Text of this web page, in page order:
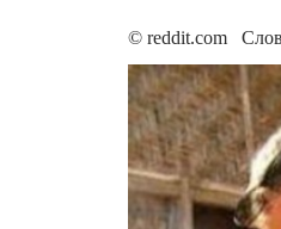
© reddit.com